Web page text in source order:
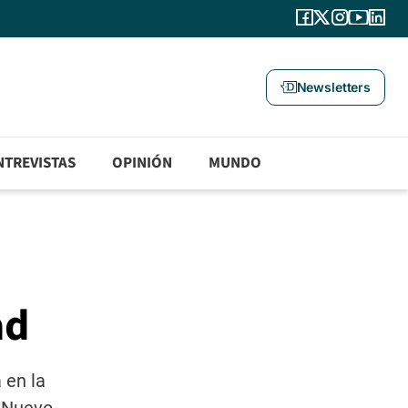
Newsletters
OPINIÓN MUNDO
en la